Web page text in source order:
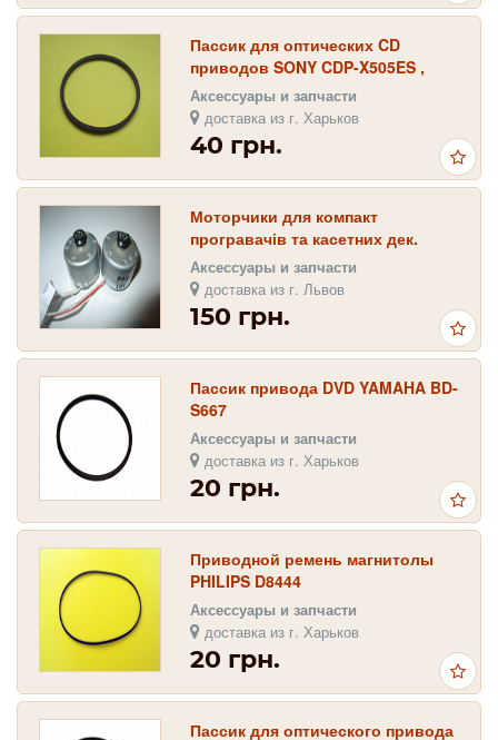
Пассик для оптических CD
приводов SONY CDP-X505ES ,
CDP-X779ES
Аксессуары и запчасти
доставка из г. Харьков
40 грн.
Моторчики для компакт
програвачів та касетних дек.
Denon DCD 1420 та інших
моделей.
Аксессуары и запчасти
доставка из г. Львов
150 грн.
Пассик привода DVD YAMAHA BD-
S667
Аксессуары и запчасти
доставка из г. Харьков
20 грн.
Приводной ремень магнитолы
PHILIPS D8444
Аксессуары и запчасти
доставка из г. Харьков
20 грн.
Пассик для оптического привода